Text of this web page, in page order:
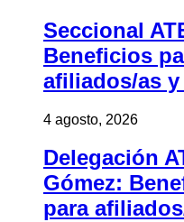
Seccional
Beneficios
afiliados/as
4 agosto, 2026
Delegación
Gómez:
para